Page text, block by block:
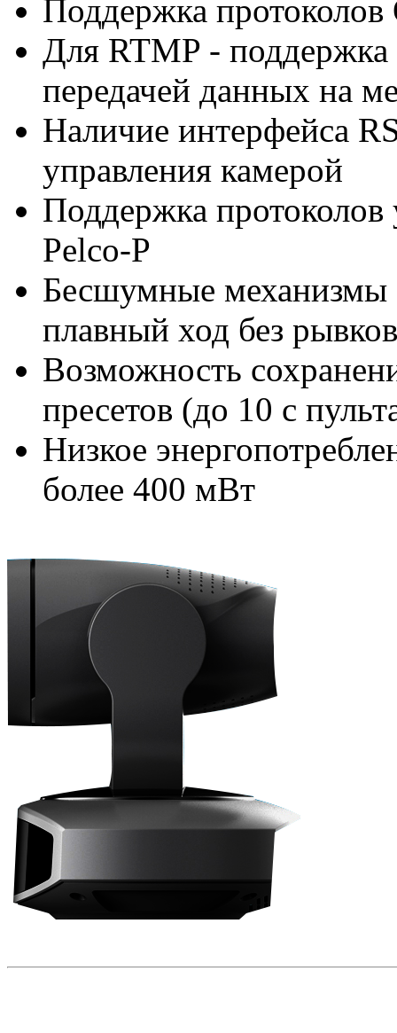
Поддержка
Для RTMP -
передачей данных на
Наличие интерфейса
управления камерой
Поддержка
Pelco-P
Бесшумные механизмы
плавный ход без
Возможность
пресетов (до 10 с
Низкое
более 400 мВт